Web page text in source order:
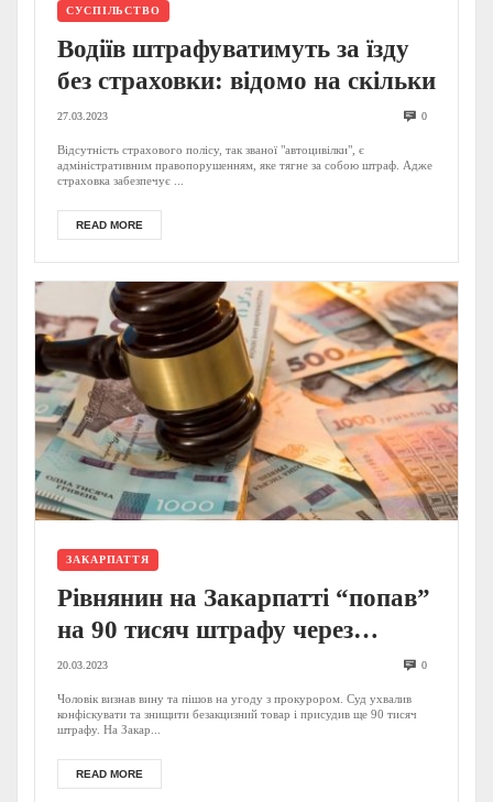
СУСПІЛЬСТВО
Водіїв штрафуватимуть за їзду
без страховки: відомо на скільки
27.03.2023 0
Відсутність страхового полісу, так званої "автоцивілки", є
адміністративним правопорушенням, яке тягне за собою штраф. Адже
страховка забезпечує ...
READ MORE
ЗАКАРПАТТЯ
Рівнянин на Закарпатті “попав”
на 90 тисяч штрафу через
оборудку на кордоні – деталі від
прокуратури
20.03.2023 0
Чоловік визнав вину та пішов на угоду з прокурором. Суд ухвалив
конфіскувати та знищити безакцизний товар і присудив ще 90 тисяч
штрафу. На Закар...
READ MORE